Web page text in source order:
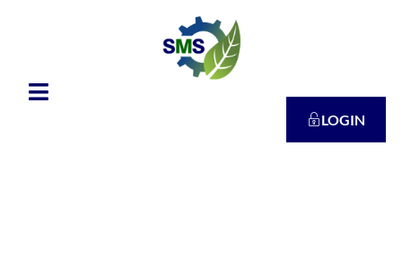
LOGIN